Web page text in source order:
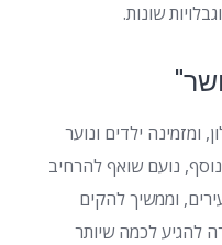
שונות.
ומזמינה ילדים ונוער
נועם שואף להרחיב
וממשיך להקים
להגיע לכמה שיותר